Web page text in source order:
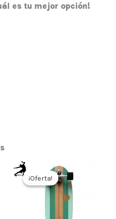
es tu mejor opción!
¡Oferta!
¡Oferta!
El
precio
original
era:
190,00€.